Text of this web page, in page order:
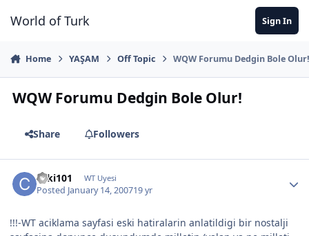
World of Turk Sign In
Home YAŞAM Off Topic WQW Forumu Dedgin Bole
WQW Forumu Dedgin Bole Olur!
Share Followers
caki101 WT Uyesi
Posted January 14, 200719 yr
!!!-WT aciklama sayfasi eski hatiralarin anlatildigi bir nostalji